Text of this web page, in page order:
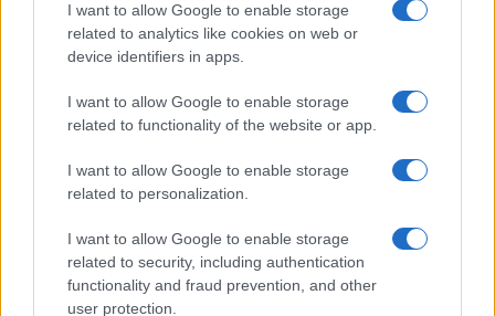
I want to allow Google to enable storage
related to analytics like cookies on web or
device identifiers in apps.
I want to allow Google to enable storage
related to functionality of the website or app.
I want to allow Google to enable storage
related to personalization.
I want to allow Google to enable storage
related to security, including authentication
functionality and fraud prevention, and other
user protection.
FINANÇA